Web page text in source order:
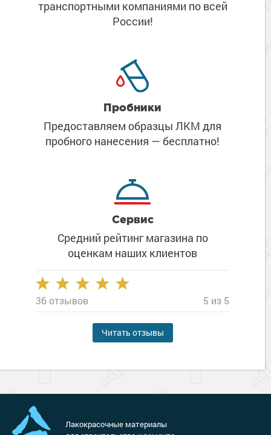
транспортными компаниями по всей
России!
Пробники
Предоставляем образцы ЛКМ для
пробного нанесения — бесплатно!
Сервис
Средний рейтинг магазина по
оценкам наших клиентов
36 отзывов 5 из 5
Читать отзывы
Лакокрасочные материалы